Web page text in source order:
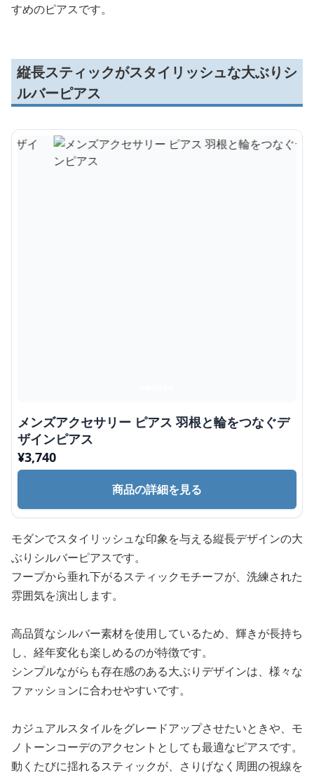
すめのピアスです。
縦長スティックがスタイリッシュな大ぶりシ
ルバーピアス
メンズアクセサリー ピアス 羽根と輪をつなぐデ
ザインピアス
¥3,740
商品の詳細を見る
モダンでスタイリッシュな印象を与える縦長デザインの大
ぶりシルバーピアスです。
フープから垂れ下がるスティックモチーフが、洗練された
雰囲気を演出します。
高品質なシルバー素材を使用しているため、輝きが長持ち
し、経年変化も楽しめるのが特徴です。
シンプルながらも存在感のある大ぶりデザインは、様々な
ファッションに合わせやすいです。
カジュアルスタイルをグレードアップさせたいときや、モ
ノトーンコーデのアクセントとしても最適なピアスです。
動くたびに揺れるスティックが、さりげなく周囲の視線を